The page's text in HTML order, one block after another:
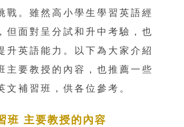
戰。雖然高小學生學習英語經
但面對呈分試和升中考驗，也
升英語能力。以下為大家介紹
主要教授的內容，也推薦一些
文補習班，供各位參考。
班 主要教授的內容